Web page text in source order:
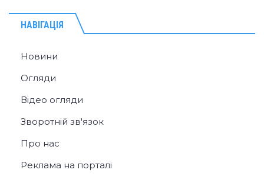
НАВІГАЦІЯ
Новини
Огляди
Відео огляди
Зворотній зв'язок
Про нас
Реклама на порталі